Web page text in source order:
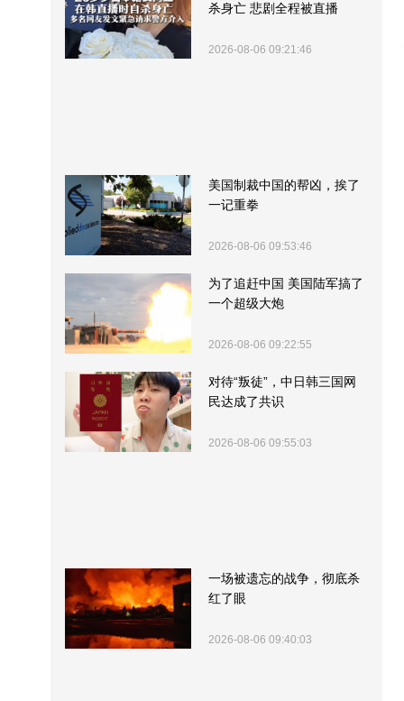
杀身亡 悲剧全程被直播
2026-08-06 09:21:46
美国制裁中国的帮凶，挨了
一记重拳
2026-08-06 09:53:46
为了追赶中国 美国陆军搞了
一个超级大炮
2026-08-06 09:22:55
对待“叛徒”，中日韩三国网
民达成了共识
2026-08-06 09:55:03
一场被遗忘的战争，彻底杀
红了眼
2026-08-06 09:40:03